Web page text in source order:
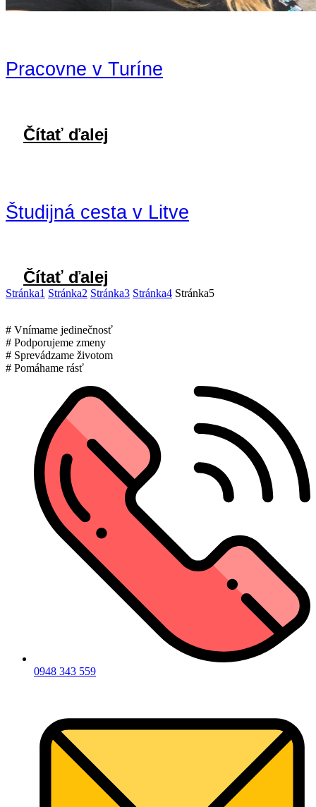
Pracovne v Turíne
Čítať ďalej
Študijná cesta v Litve
Čítať ďalej
Stránka1 Stránka2 Stránka3 Stránka4 Stránka5
# Vnímame jedinečnosť
# Podporujeme zmeny
# Sprevádzame životom
# Pomáhame rásť
0948 343 559